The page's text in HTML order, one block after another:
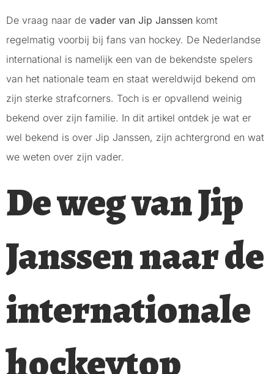
De vraag naar de vader van Jip Janssen komt
regelmatig voorbij bij fans van hockey. De Nederlandse
international is namelijk een van de bekendste spelers
van het nationale team en staat wereldwijd bekend om
zijn sterke strafcorners. Toch is er opvallend weinig
bekend over zijn familie. In dit artikel ontdek je wat er
wel bekend is over Jip Janssen, zijn achtergrond en wat
we weten over zijn vader.
De weg van Jip
Janssen naar de
internationale
hockeytop